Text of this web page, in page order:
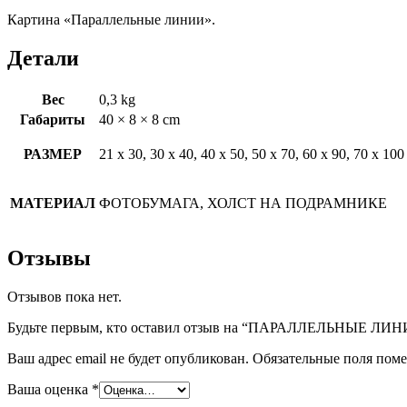
Картина «Параллельные линии».
Детали
Вес
0,3 kg
Габариты
40 × 8 × 8 cm
РАЗМЕР 21 х 30, 30 х 40, 40 х 50, 50 х 70, 60 х 90, 70 х 100
МАТЕРИАЛ ФОТОБУМАГА, ХОЛСТ НА ПОДРАМНИКЕ
Отзывы
Отзывов пока нет.
Будьте первым, кто оставил отзыв на “ПАРАЛЛЕЛЬНЫЕ
Ваш адрес email не будет опубликован. Обязательные поля
Ваша оценка *